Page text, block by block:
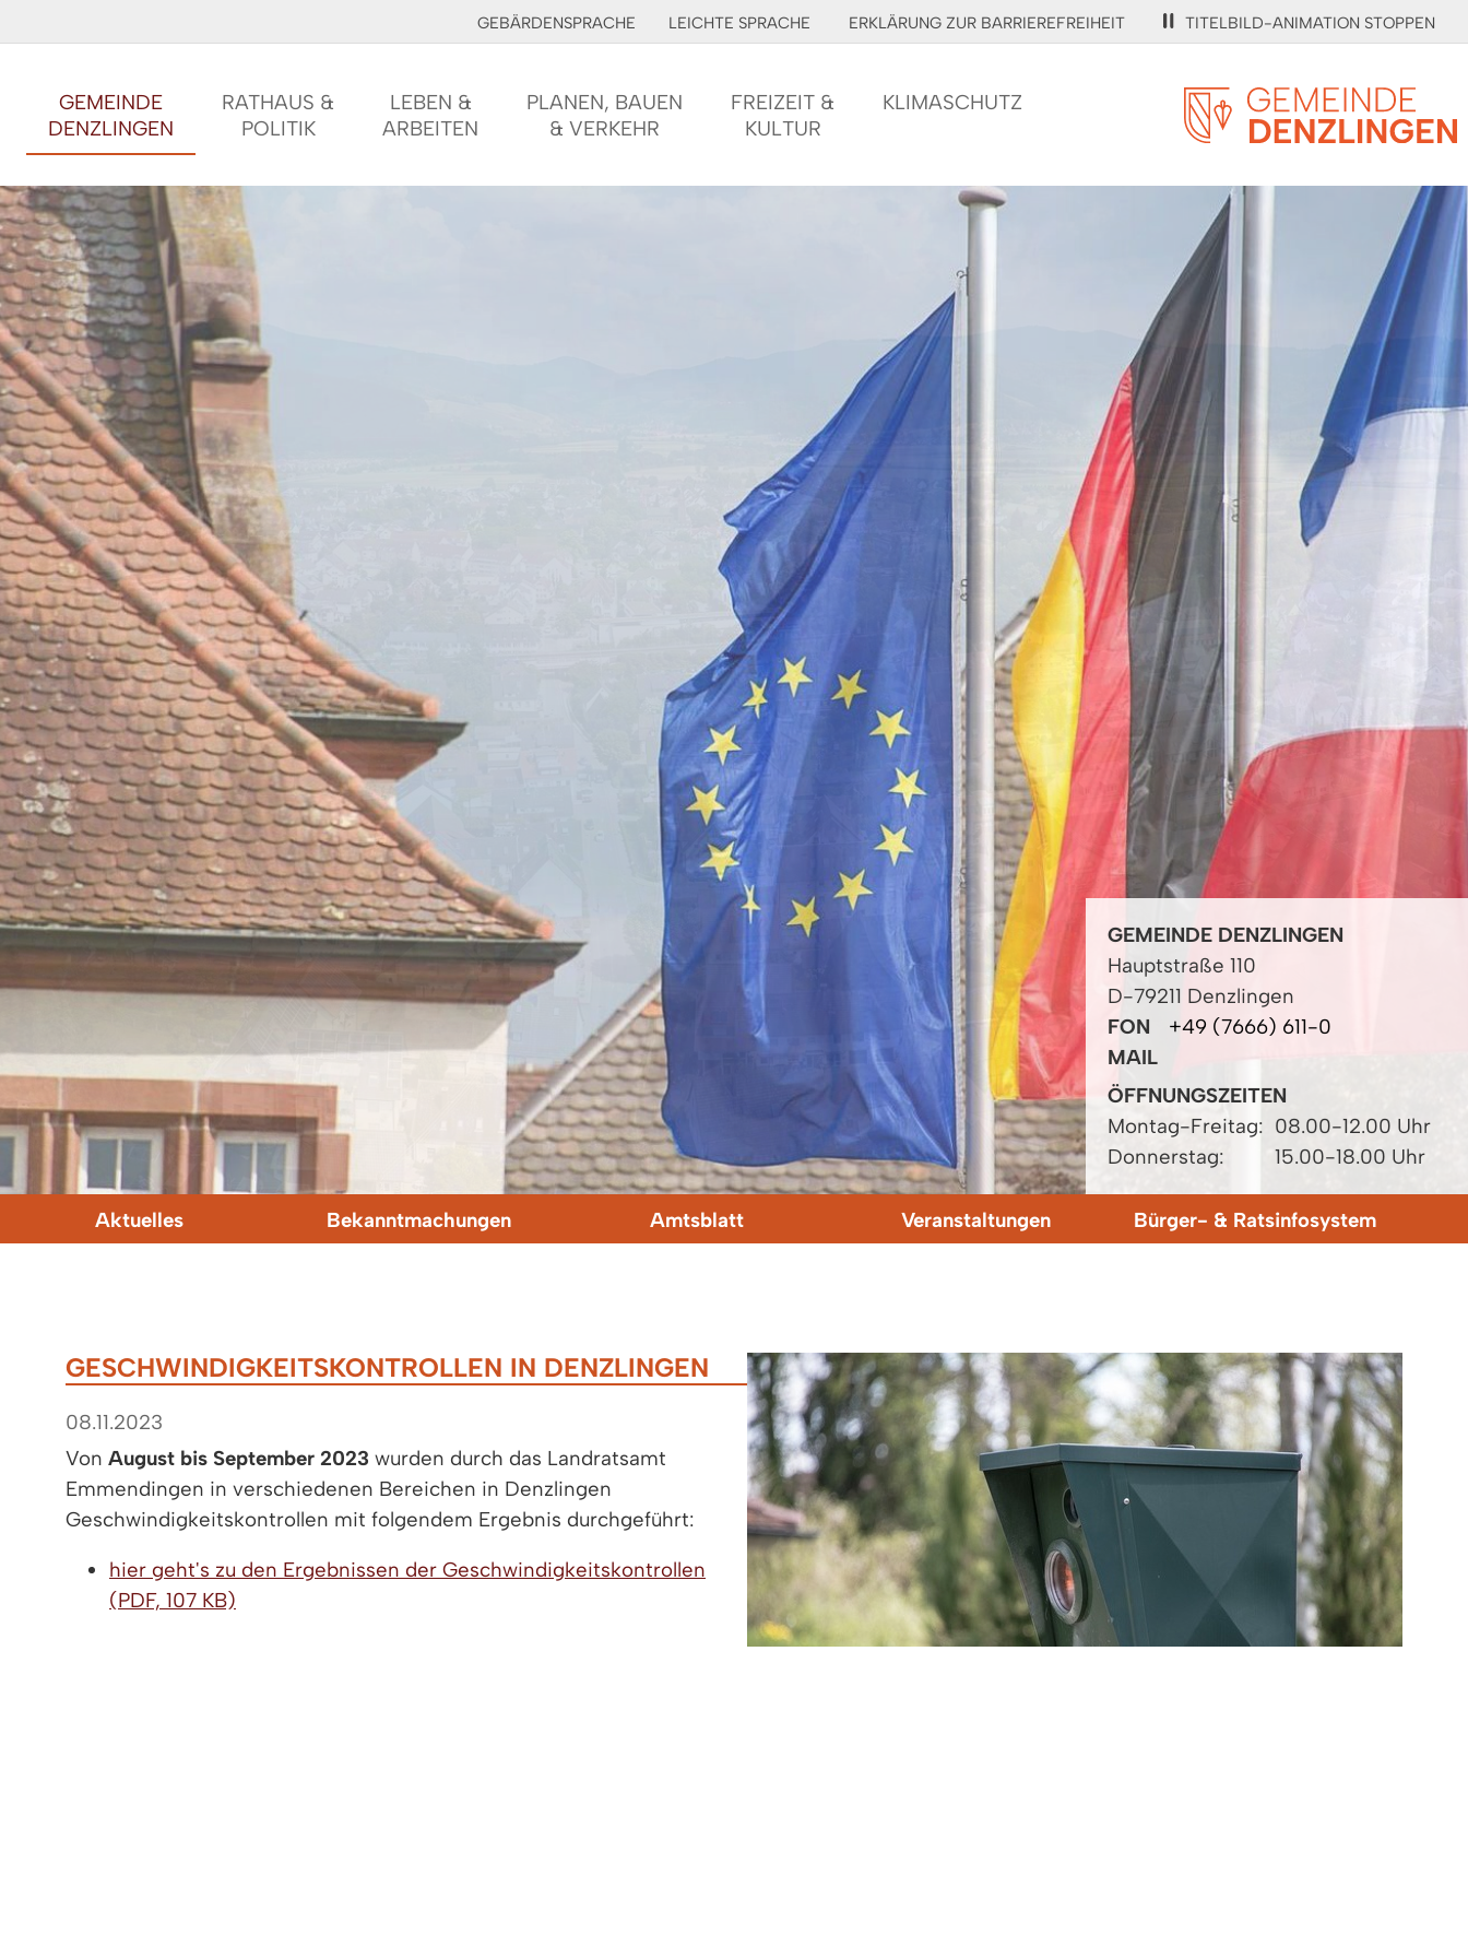
GEBÄRDENSPRACHE LEICHTE SPRACHE ERKLÄRUNG ZUR BARRIEREFREIHEIT TITELBILD-ANIMATION STOPPEN
GEMEINDE
DENZLINGEN
RATHAUS &
POLITIK
LEBEN &
ARBEITEN
PLANEN, BAUEN
& VERKEHR
FREIZEIT &
KULTUR
KLIMASCHUTZ
GEMEINDE DENZLINGEN
Hauptstraße 110
D-79211 Denzlingen
FON
+49 (7666) 611-0
MAIL
ÖFFNUNGSZEITEN
Montag-Freitag: 08.00-12.00 Uhr
Donnerstag:
15.00-18.00 Uhr
Aktuelles Bekanntmachungen Amtsblatt Veranstaltungen Bürger- & Ratsinfosystem
GESCHWINDIGKEITSKONTROLLEN IN DENZLINGEN
08.11.2023
Von August bis September 2023 wurden durch das Landratsamt
Emmendingen in verschiedenen Bereichen in Denzlingen
Geschwindigkeitskontrollen mit folgendem Ergebnis durchgeführt:
hier geht's zu den Ergebnissen der Geschwindigkeitskontrollen
(PDF, 107 KB)